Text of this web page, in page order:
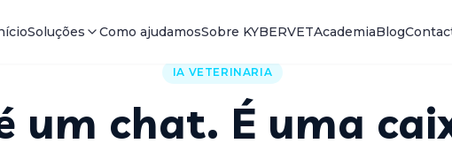
Soluções Como ajudamosSobre KYBERVETAcademiaBlog
IA VETERINARIA
um chat. É uma